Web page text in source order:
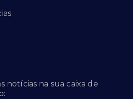
notícias na sua caixa de